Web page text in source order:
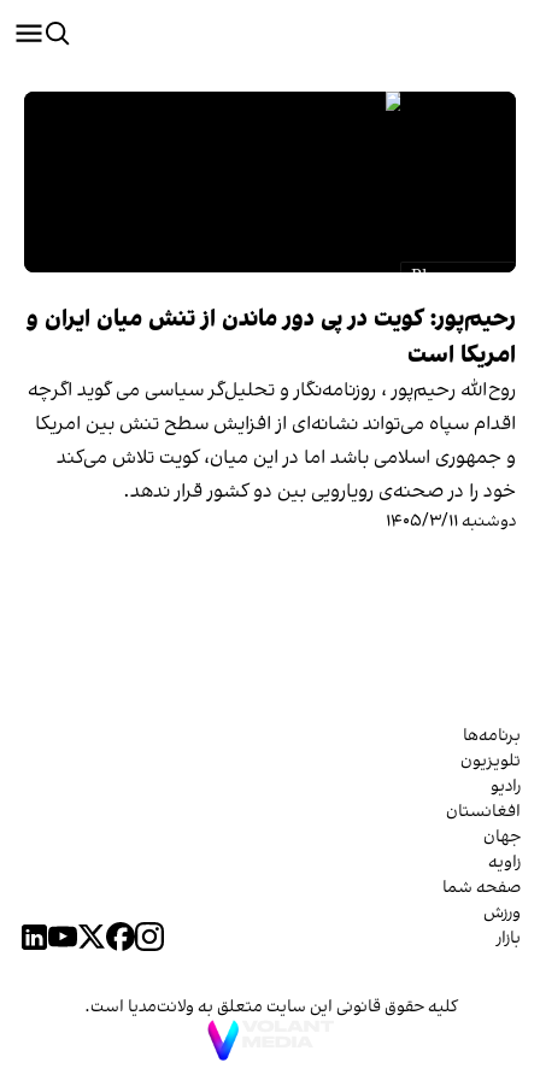
رحیم‌پور: کویت در پی دور ماندن از تنش میان ایران و
امریکا است
روح‌الله رحیم‌پور ، روزنامه‌نگار و تحلیل‌گر سیاسی می گوید اگرچه
اقدام سپاه می‌تواند نشانه‌ای از افزایش سطح تنش بین امریکا
و جمهوری اسلامی باشد اما در این میان، کویت تلاش می‌کند
خود را در صحنه‌ی رویارویی بین دو کشور قرار ندهد.
دوشنبه ۱۴۰۵/۳/۱۱
برنامه‌ها
تلویزیون
رادیو
افغانستان
جهان
زاویه
صفحه شما
ورزش
بازار
کلیه حقوق قانونی این سایت متعلق به ولانت‌مدیا است.